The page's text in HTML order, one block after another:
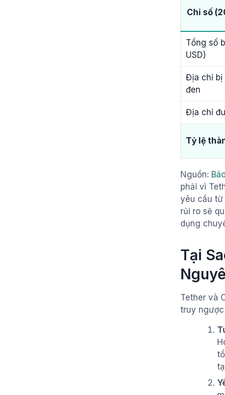
Chỉ số
Tổng số
USD)
Địa chỉ bị
đen
Địa chỉ
Tỷ lệ
Nguồn:
phải vì
yêu cầu từ
rủi ro sẽ
dụng
Tại
Tether và
truy